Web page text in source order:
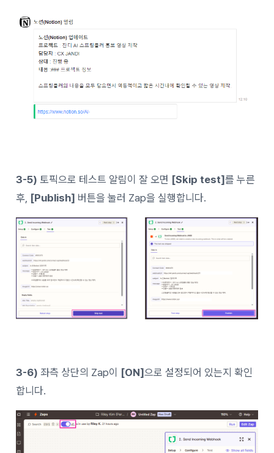
3-5) 토픽으로 테스트 알림이 잘 오면 [Skip test]를 누른
후, [Publish] 버튼을 눌러 Zap을 실행합니다.
3-6) 좌측 상단의 Zap이 [ON]으로 설정되어 있는지 확인
합니다.